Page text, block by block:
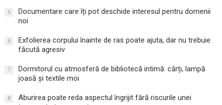
5
Documentare care îți pot deschide interesul pentru domenii
noi
6
Exfolierea corpului înainte de ras poate ajuta, dar nu trebuie
făcută agresiv
7
Dormitorul cu atmosferă de bibliotecă intimă: cărți, lampă
joasă și textile moi
8
Aburirea poate reda aspectul îngrijit fără riscurile unei